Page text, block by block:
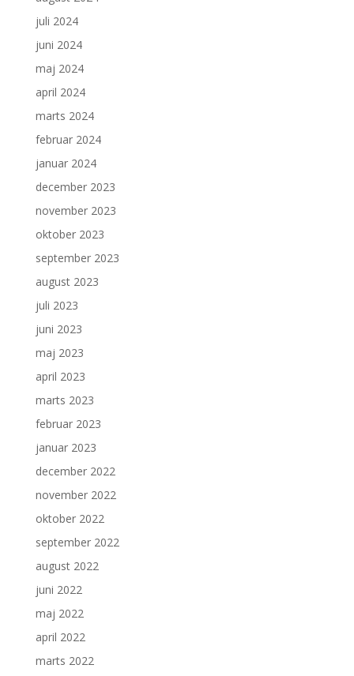
juli 2024
juni 2024
maj 2024
april 2024
marts 2024
februar 2024
januar 2024
december 2023
november 2023
oktober 2023
september 2023
august 2023
juli 2023
juni 2023
maj 2023
april 2023
marts 2023
februar 2023
januar 2023
december 2022
november 2022
oktober 2022
september 2022
august 2022
juni 2022
maj 2022
april 2022
marts 2022